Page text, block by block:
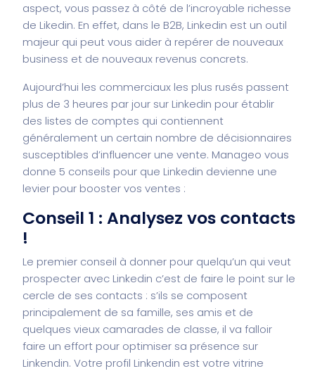
aspect, vous passez à côté de l’incroyable richesse
de Likedin. En effet, dans le B2B, Linkedin est un outil
majeur qui peut vous aider à repérer de nouveaux
business et de nouveaux revenus concrets.
Aujourd’hui les commerciaux les plus rusés passent
plus de 3 heures par jour sur Linkedin pour établir
des listes de comptes qui contiennent
généralement un certain nombre de décisionnaires
susceptibles d’influencer une vente. Manageo vous
donne 5 conseils pour que Linkedin devienne une
levier pour booster vos ventes :
Conseil 1 : Analysez vos contacts
!
Le premier conseil à donner pour quelqu’un qui veut
prospecter avec Linkedin c’est de faire le point sur le
cercle de ses contacts : s’ils se composent
principalement de sa famille, ses amis et de
quelques vieux camarades de classe, il va falloir
faire un effort pour optimiser sa présence sur
Linkendin. Votre profil Linkendin est votre vitrine